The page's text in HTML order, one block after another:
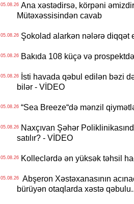
05.08.26Ana xəstədirsə, körpəni
Mütəxəssisindən cavab
05.08.26Şokolad alarkən nələrə diqqət
05.08.26Bakıda 108 küçə və
05.08.26İsti havada qəbul edilən bəzi
bilər - VİDEO
05.08.26“Sea Breeze“də mənzil
05.08.26Naxçıvan Şəhər
satılır? - VİDEO
05.08.26Kolleclərdə ən yüksək təhsil
05.08.26Abşeron Xəstəxanasının
bürüyən otaqlarda xəstə